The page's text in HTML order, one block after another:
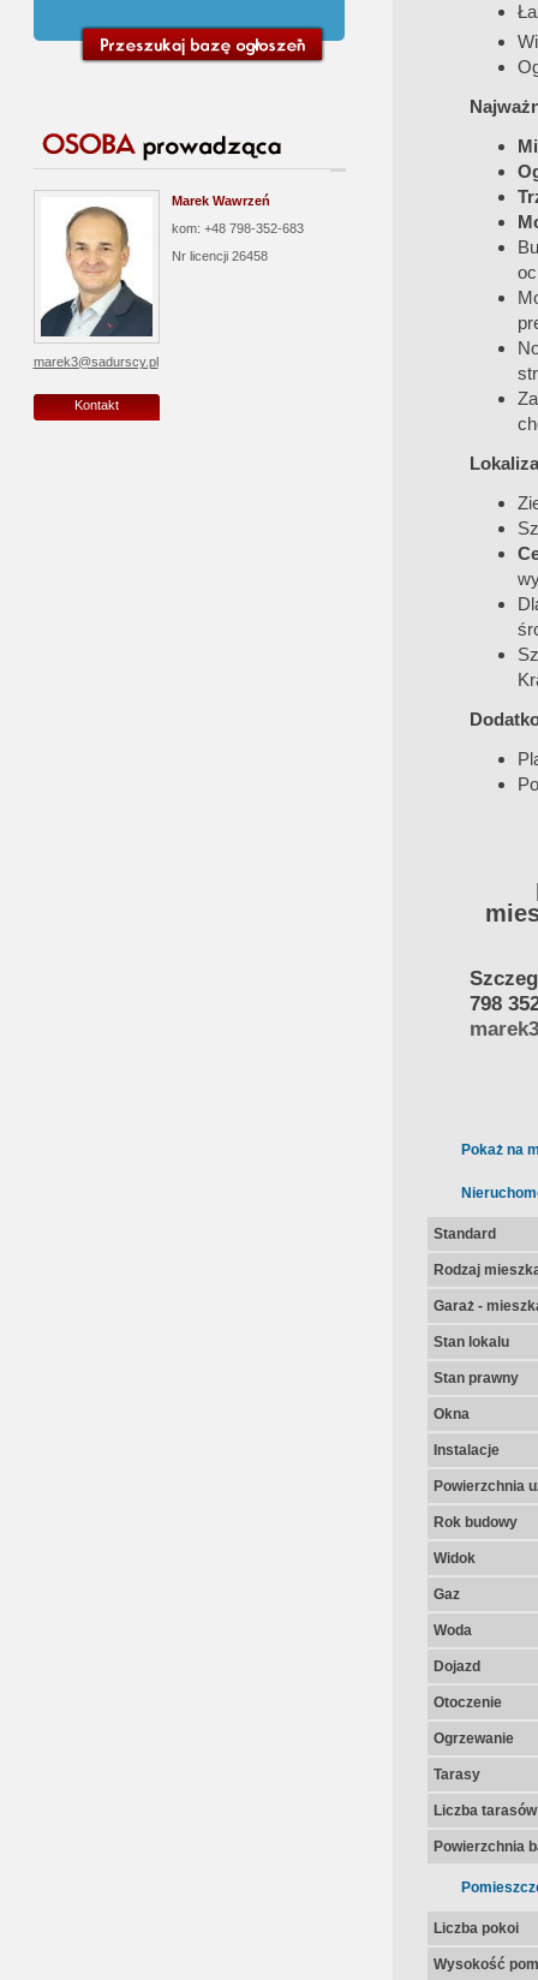
Marek Wawrzeń
kom: +48 798-352-683
Nr licencji 26458
marek3@sadurscy.pl
Kontakt
798
Pokaż na
Standard
Rodzaj
Garaż -
Stan lokalu
Stan prawny
Okna
Instalacje
Powierzchnia
Rok budowy
Widok
Gaz
Woda
Dojazd
Otoczenie
Ogrzewanie
Tarasy
Liczba tarasów
Powierzchnia
Liczba pokoi
Wysokość